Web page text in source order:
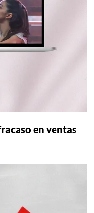
en ventas